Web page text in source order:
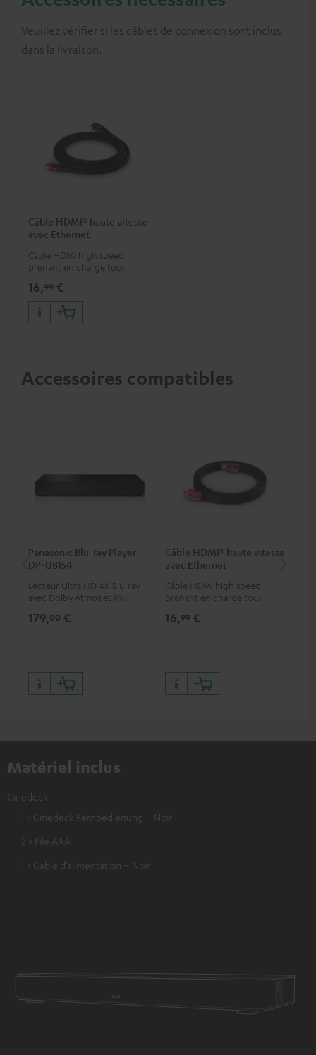
Veuillez vérifier si les câbles de connexion sont inclus
dans la livraison.
Câble HDMI® haute vitesse
avec Ethernet
Câble HDMI high speed
prenant en charge tous les
50/60p et 4K 3D
16,99 €
Accessoires compatibles
Panasonic Blu-ray Player
DP-UB154
Lecteur Ultra HD 4K Blu-ray
avec Dolby Atmos et Multi
qualité d’image incroyable et
179,00 €
Câble HDMI® haute vitesse
avec Ethernet
Câble HDMI high speed
prenant en charge tous les
50/60p et 4K 3D
16,99 €
Matériel inclus
Cinedeck
1 × Cinedeck Fernbedienung – Noir
2 × Pile AAA
1 × Câble d’alimentation – Noir